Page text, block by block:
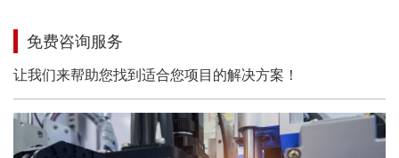
免费咨询服务
让我们来帮助您找到适合您项目的解决方案！